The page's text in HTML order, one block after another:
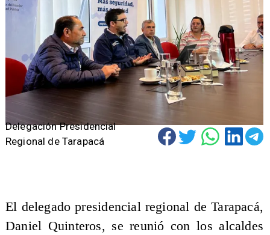
Delegación Presidencial
Regional de Tarapacá
El delegado presidencial regional de Tarapacá,
Daniel Quinteros, se reunió con los alcaldes